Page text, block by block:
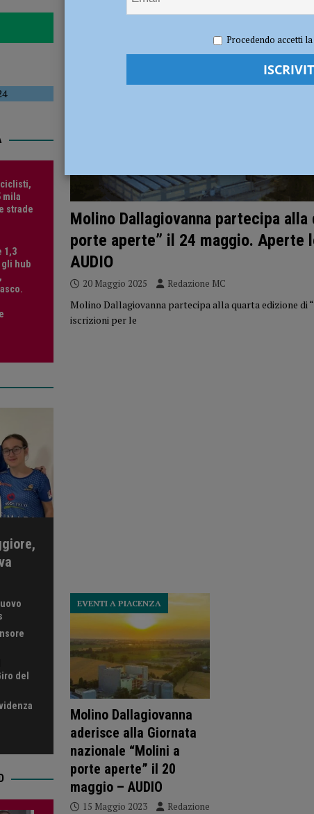
estremo e asili nido, Tagliaferri (FdI): “Verificare subito la situazione nella
Molino Dallagiovanna partecipa
porte aperte” il 24 maggio.
AUDIO
20 Maggio 2025 Redazione MC
Molino Dallagiovanna partecipa alla quarta edizione di
iscrizioni per le
EVENTI A PIACENZA
Molino Dallagiovanna
aderisce alla Giornata
nazionale “Molini a
porte aperte” il 20
maggio – AUDIO
15 Maggio 2023
Redazione
mila
strade
1,3
hub
del
Procedendo accetti